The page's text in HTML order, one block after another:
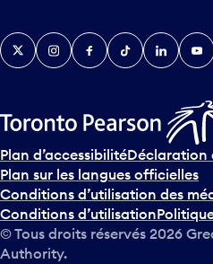
v
e
n
s
u
r
l
e
c
a
TwitterInstagramFacebook
TikTokLinkedIn
Plan d’accessibilitéDéclaration
Plan sur les langues officielles
Conditions d’utilisation des
Conditions d’utilisation
© Tous droits réservés 2026
Authority.